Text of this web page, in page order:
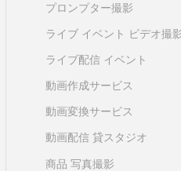
プロンプター撮影
ライブ イベント ビデオ撮
ライブ配信 イベント
動画作成サービス
動画変換サービス
動画配信 貸スタジオ
商品 写真撮影